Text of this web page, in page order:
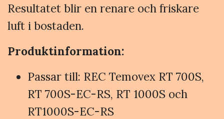
Resultatet blir en renare och friskare
luft i bostaden.
Produktinformation:
Passar till: REC Temovex RT 700S,
RT 700S-EC-RS, RT 1000S och
RT1000S-EC-RS